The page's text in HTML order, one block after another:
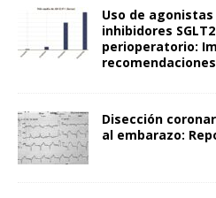
Uso de
inhibidores
perioperatorio:
Disección
al embarazo: